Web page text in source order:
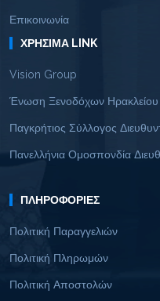
Επικοινωνία
ΧΡΉΣΙΜΑ LINK
Vision Group
Ένωση Ξενοδόχων Ηρακλείου
Παγκρήτιος Σύλλογος
Πανελλήνια Ομοσπονδία
ΠΛΗΡΟΦΟΡΊΕΣ
Πολιτική Παραγγελιών
Πολιτική Πληρωμών
Πολιτική Αποστολών